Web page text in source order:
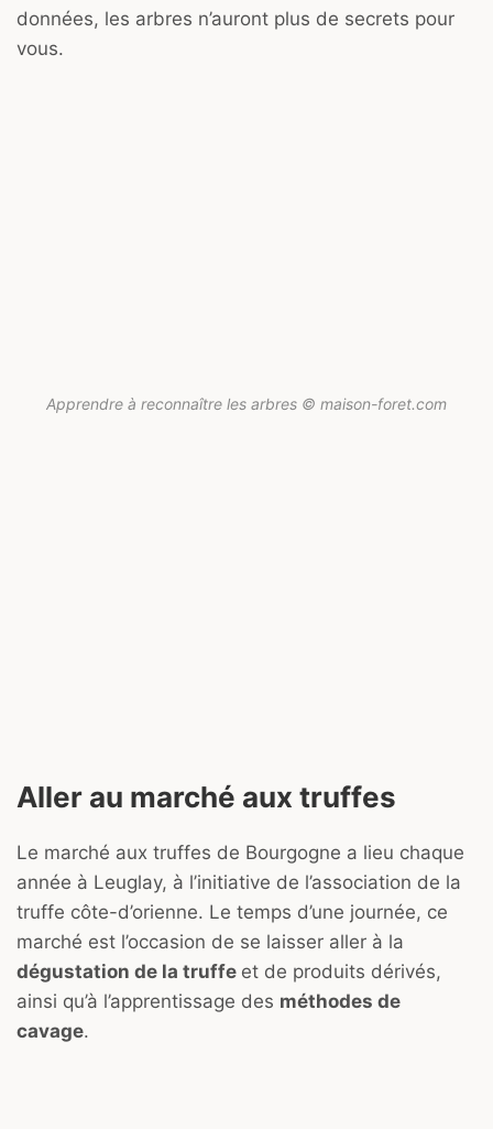
données, les arbres n’auront plus de secrets pour
vous.
Apprendre à reconnaître les arbres © maison-foret.com
Aller au marché aux truffes
Le marché aux truffes de Bourgogne a lieu chaque
année à Leuglay, à l’initiative de l’association de la
truffe côte-d’orienne. Le temps d’une journée, ce
marché est l’occasion de se laisser aller à la
dégustation de la truffe et de produits dérivés,
ainsi qu’à l’apprentissage des méthodes de
cavage.